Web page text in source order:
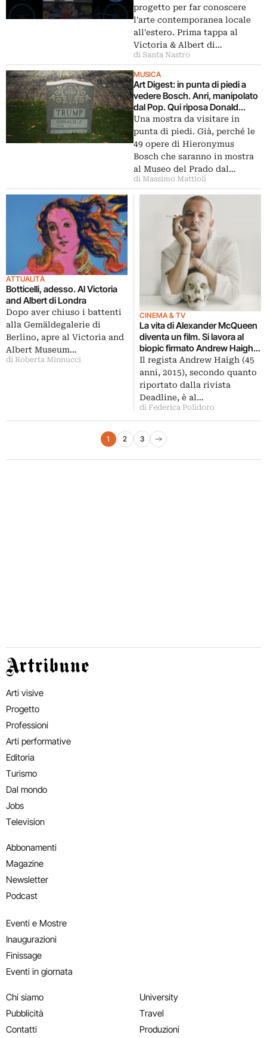
progetto per far conoscere
l'arte contemporanea locale
all'estero. Prima tappa al
Victoria & Albert di…
di Santa Nastro
MUSICA
Art Digest: in punta di piedi a
vedere Bosch. Anri, manipolato
dal Pop. Qui riposa Donald
Trump
Una mostra da visitare in
punta di piedi. Già, perché le
49 opere di Hieronymus
Bosch che saranno in mostra
al Museo del Prado dal…
di Massimo Mattioli
ATTUALITÀ
Botticelli, adesso. Al Victoria
and Albert di Londra
Dopo aver chiuso i battenti
alla Gemäldegalerie di
Berlino, apre al Victoria and
Albert Museum…
di Roberta Minnucci
CINEMA & TV
La vita di Alexander McQueen
diventa un film. Si lavora al
biopic firmato Andrew Haigh,
ma nulla trapela ancora sui
protagonisti
Il regista Andrew Haigh (45
anni, 2015), secondo quanto
riportato dalla rivista
Deadline, è al…
di Federica Polidoro
Paginazione degli articoli
1 2 3
Pagina successiva
Artribune
Arti visive
Progetto
Professioni
Arti performative
Editoria
Turismo
Dal mondo
Jobs
Television
Abbonamenti
Magazine
Newsletter
Podcast
Eventi e Mostre
Inaugurazioni
Finissage
Eventi in giornata
Chi siamo
Pubblicità
Contatti
University
Travel
Produzioni